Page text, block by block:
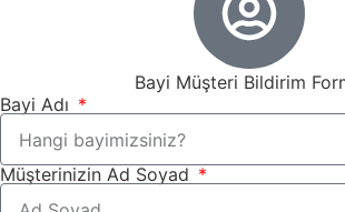
Bayi Müşteri Bildirim
Bayi Adı
Müşterinizin Ad Soyad